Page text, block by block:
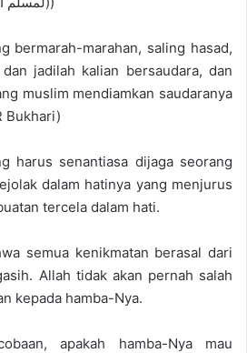
bermarah-marahan, saling hasad,
jadilah kalian bersaudara, dan
muslim mendiamkan saudaranya
Bukhari)
harus senantiasa dijaga seorang
dalam hatinya yang menjurus
tercela dalam hati.
semua kenikmatan berasal dari
Allah tidak akan pernah salah
kepada hamba-Nya.
apakah hamba-Nya mau